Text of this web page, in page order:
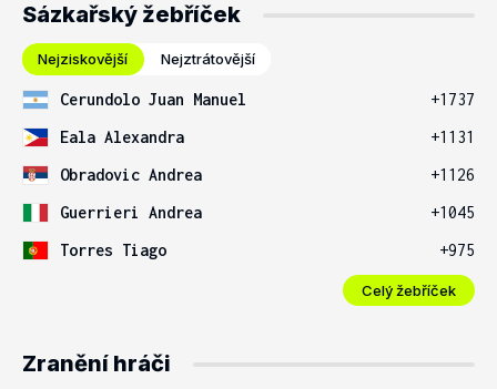
Sázkařský žebříček
Nejziskovější Nejztrátovější
Cerundolo Juan Manuel
+1737
Eala Alexandra
+1131
Obradovic Andrea
+1126
Guerrieri Andrea
+1045
Torres Tiago
+975
Celý žebříček
Zranění hráči